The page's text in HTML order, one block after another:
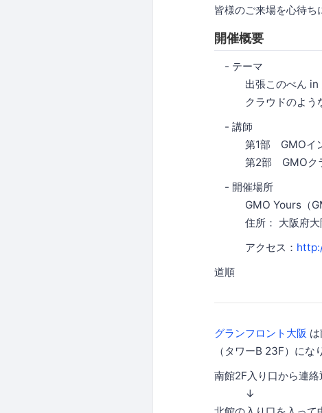
皆様のご来場を心待ち
開催概要
- テーマ
出張このべん in 大
クラウドのような
- 講師
第1部 GMOイン
第2部 GMOクラ
- 開催場所
GMO Yours（GMO
住所： 大阪府大阪
アクセス：
道順
グランフロント大阪
（タワーB 23F）にな
南館2F入り口から連絡
↓